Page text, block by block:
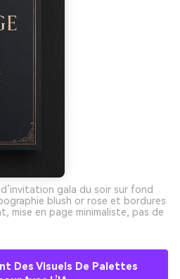
gala du soir sur fond
blush or rose et bordures
mise en page minimaliste, pas de
Des Visuels De Palettes